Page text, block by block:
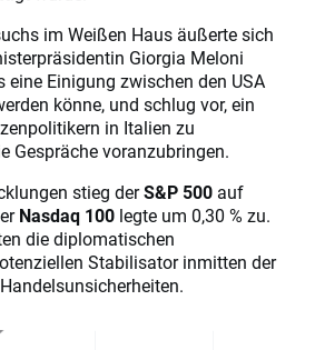
im Weißen Haus äußerte sich
Giorgia Meloni
eine Einigung zwischen den USA
könne, und schlug vor, ein
in Italien zu
Gespräche voranzubringen.
stieg derS&P 500 auf
Nasdaq 100 legte um 0,30 % zu.
die diplomatischen
Stabilisator inmitten der